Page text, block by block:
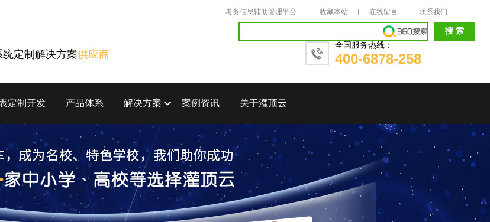
考务信息辅助管理平台 收藏本站 在线留言 联系我们
定制解决方案供应商
全国服务热线：
400-6878-258
定制开发 产品体系 解决方案 案例资讯 关于灌顶云